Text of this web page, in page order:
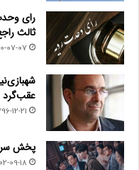
رای
ثالث
07-07
عقب‌گرد ۸۰ساله است.
12-21
پخش
09-18